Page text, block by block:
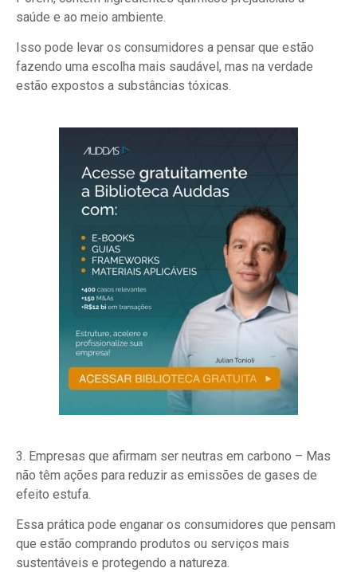
saúde e ao meio ambiente.
Isso pode levar os consumidores a pensar que estão
fazendo uma escolha mais saudável, mas na verdade
estão expostos a substâncias tóxicas.
3. Empresas que afirmam ser neutras em carbono – Mas
não têm ações para reduzir as emissões de gases de
efeito estufa.
Essa prática pode enganar os consumidores que pensam
que estão comprando produtos ou serviços mais
sustentáveis e protegendo a natureza.